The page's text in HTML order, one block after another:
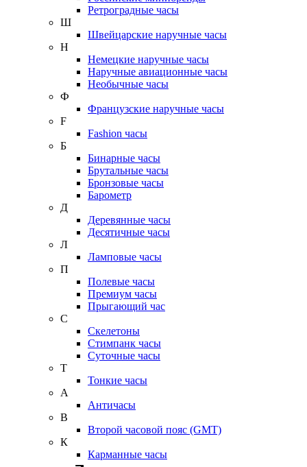
Ретроградные часы
Ш
Швейцарские наручные часы
Н
Немецкие наручные часы
Наручные авиационные часы
Необычные часы
Ф
Французские наручные часы
F
Fashion часы
Б
Бинарные часы
Брутальные часы
Бронзовые часы
Барометр
Д
Деревянные часы
Десятичные часы
Л
Ламповые часы
П
Полевые часы
Премиум часы
Прыгающий час
С
Скелетоны
Стимпанк часы
Суточные часы
Т
Тонкие часы
А
Античасы
В
Второй часовой пояс (GMT)
К
Карманные часы